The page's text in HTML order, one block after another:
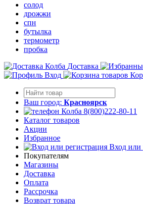
солод
дрожжи
спн
бутылка
термометр
пробка
Доставка
Вход
Ваш город: Красноярск
8(800)222-80-11
Каталог товаров
Акции
Избранное
Вход или
Покупателям
Магазины
Доставка
Оплата
Рассрочка
Возврат товара